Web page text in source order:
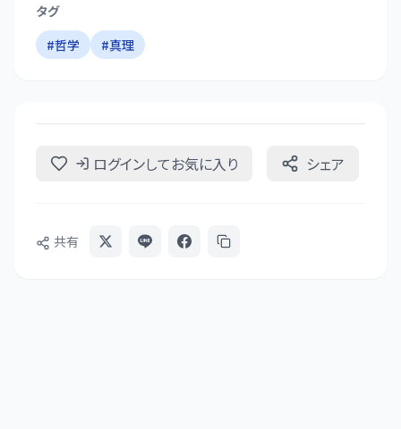
タグ
#哲学 #真理
ログインしてお気に入り シェア
共有